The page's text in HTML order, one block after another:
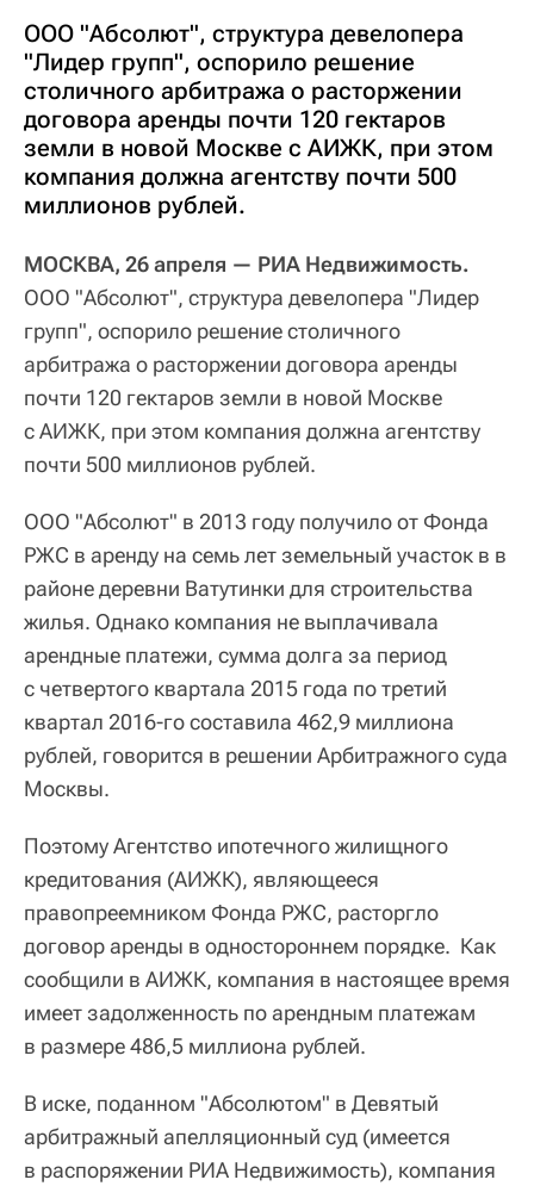
ООО "Абсолют", структура девелопера
"Лидер групп", оспорило решение
столичного арбитража о расторжении
договора аренды почти 120 гектаров
земли в новой Москве с АИЖК, при этом
компания должна агентству почти 500
миллионов рублей.
МОСКВА, 26 апреля — РИА Недвижимость.
ООО "Абсолют", структура девелопера "Лидер
групп", оспорило решение столичного
арбитража о расторжении договора аренды
почти 120 гектаров земли в новой Москве
с АИЖК, при этом компания должна агентству
почти 500 миллионов рублей.
ООО "Абсолют" в 2013 году получило от Фонда
РЖС в аренду на семь лет земельный участок в в
районе деревни Ватутинки для строительства
жилья. Однако компания не выплачивала
арендные платежи, сумма долга за период
с четвертого квартала 2015 года по третий
квартал 2016-го составила 462,9 миллиона
рублей, говорится в решении Арбитражного суда
Москвы.
Поэтому Агентство ипотечного жилищного
кредитования (АИЖК), являющееся
правопреемником Фонда РЖС, расторгло
договор аренды в одностороннем порядке. Как
сообщили в АИЖК, компания в настоящее время
имеет задолженность по арендным платежам
в размере 486,5 миллиона рублей.
В иске, поданном "Абсолютом" в Девятый
арбитражный апелляционный суд (имеется
в распоряжении РИА Недвижимость), компания